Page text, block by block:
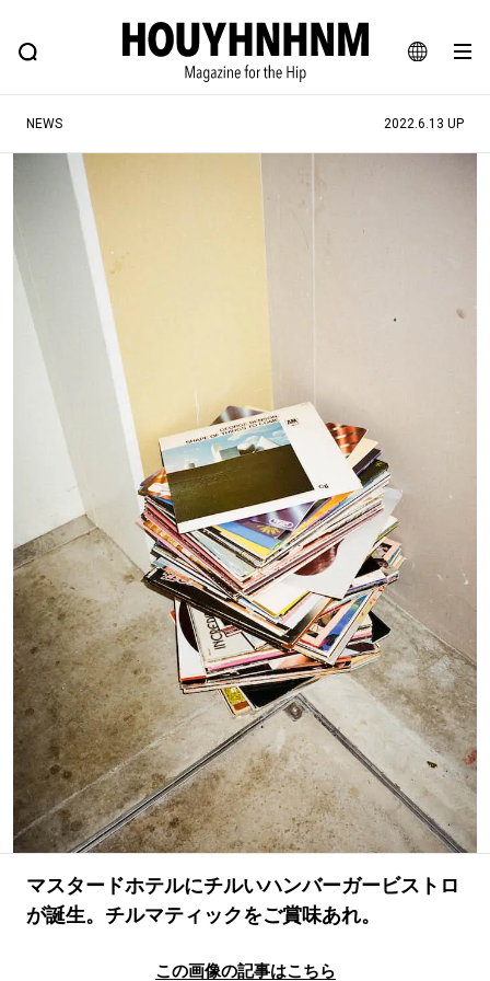
JA
EN
FEATURE BLOG SNAP
ヒップなファッション、カルチャー、ライフスタイルWEBマガジン
#注目のタグ
#SHOPPING ADDICT
#ESSENTIAL DESIGNS
#NEW VINTAGE
#路地裏てぃーん。
#GH 銘品の所以
#Commune H #FOCUS IT #AH.H
#ととけん #FASHION #MUSIC #MOVIE
#LIFESTYLE #SNEAKER #OUTDOOR
#SPORTS #HANDSOME HANDBOOK
NEWS 2022.6.13 UP
マスタードホテルにチルいハンバーガービストロ
が誕生。チルマティックをご賞味あれ。
この画像の記事はこちら